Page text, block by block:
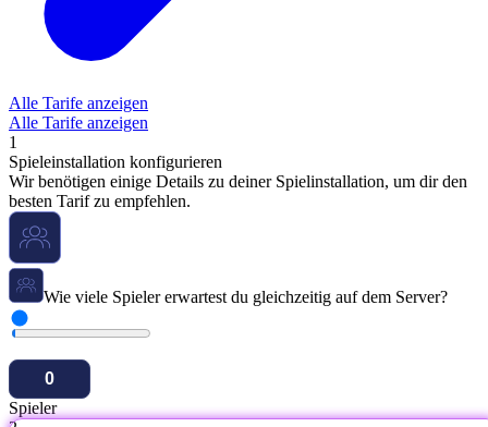
Alle Tarife anzeigen
Alle Tarife anzeigen
1
Spieleinstallation konfigurieren
Wir benötigen einige Details zu deiner Spielinstallation, um dir den
besten Tarif zu empfehlen.
Wie viele Spieler erwartest du gleichzeitig auf dem Server?
Spieler